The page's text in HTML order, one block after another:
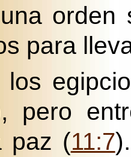
orden
para
los
pero
paz (11:7